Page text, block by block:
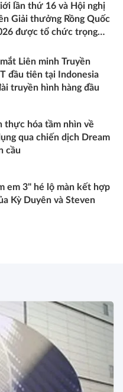
lần thứ 16 và Hội nghị
Giải thưởng Rồng Quốc
được tổ chức trọng
Liên minh Truyền
đầu tiên tại Indonesia
truyền hình hàng đầu
thực hóa tầm nhìn về
qua chiến dịch Dream
cầu
em 3" hé lộ màn kết hợp
Kỳ Duyên và Steven